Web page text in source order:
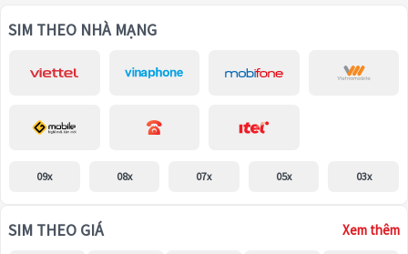
SIM THEO NHÀ MẠNG
09x 08x 07x 05x 03x
SIM THEO GIÁ Xem thêm